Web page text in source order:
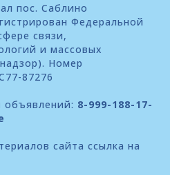
пос. Саблино
Федеральной
связи,
и массовых
Номер
87276
8-999-188-17-
сайта ссылка на